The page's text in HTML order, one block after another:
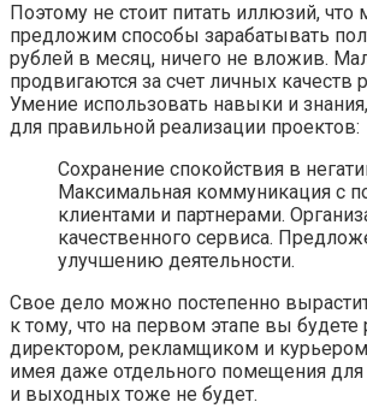
Поэтому не стоит питать иллюзий, что
предложим способы зарабатывать
рублей в месяц, ничего не вложив.
продвигаются за счет личных качеств
Умение использовать навыки и
для правильной реализации проектов:
Сохранение спокойствия в
Максимальная коммуникация с
клиентами и партнерами.
качественного сервиса.
улучшению деятельности.
Свое дело можно постепенно
к тому, что на первом этапе вы будете
директором, рекламщиком и
имея даже отдельного помещения для
и выходных тоже не будет.